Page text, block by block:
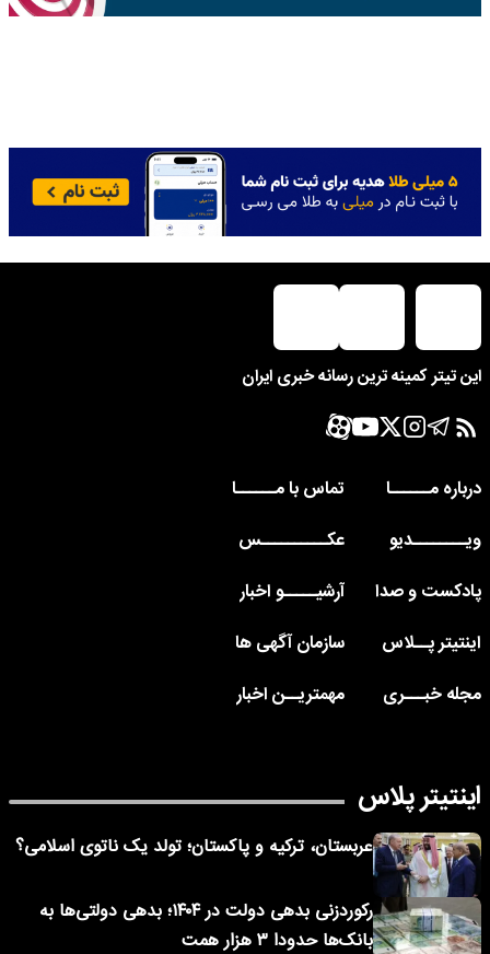
این تیتر کمینه ترین رسانه خبری ایران
درباره مــــــا
تماس با مــــــا
ویــــــــدیو
عکــــــــــس
پادکست و صدا
آرشیـــــو اخبار
اینتیتر پــلاس
سازمان آگهی ها
مجله خبـــری
مهمتریــن اخبار
اینتیتر پلاس
عربستان، ترکیه و پاکستان؛ تولد یک ناتوی اسلامی؟
رکوردزنی بدهی دولت در ۱۴۰۴؛ بدهی دولتی‌ها به
بانک‌ها حدودا ۳ هزار همت